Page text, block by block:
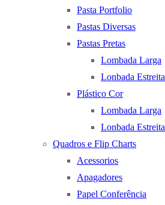
Pasta Portfolio
Pastas Diversas
Pastas Pretas
Lombada Larga
Lonbada Estreita
Plástico Cor
Lombada Larga
Lonbada Estreita
Quadros e Flip Charts
Acessorios
Apagadores
Papel Conferência